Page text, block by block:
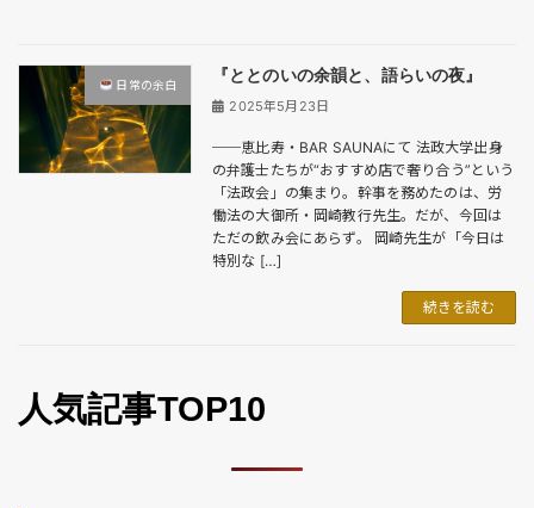
日常の余白 『ととのいの余韻と、語らいの夜』
2025年5月23日
──恵比寿・BAR SAUNAにて 法政大学出身
の弁護士たちが“おすすめ店で奢り合う”という
「法政会」の集まり。幹事を務めたのは、労
働法の大御所・岡崎教行先生。だが、今回は
ただの飲み会にあらず。 岡崎先生が「今日は
特別な […]
続きを読む
人気記事TOP10